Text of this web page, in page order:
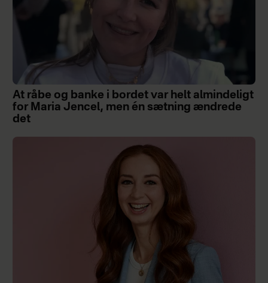
At råbe og banke i bordet var helt almindeligt
for Maria Jencel, men én sætning ændrede
det